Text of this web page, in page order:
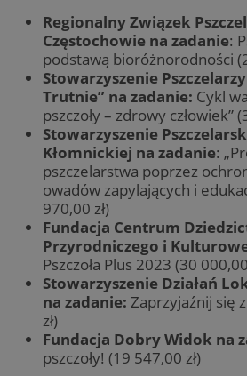
Regionalny Związek
Częstochowie na zadanie:
podstawą bioróżnorodności
Stowarzyszenie
Trutnie” na zadanie: Cykl
pszczoły – zdrowy człowiek”
Stowarzyszenie
Kłomnickiej na zadanie:
pszczelarstwa poprzez
owadów zapylających i
970,00 zł)
Fundacja Centrum
Przyrodniczego i
Pszczoła Plus 2023 (30
Stowarzyszenie Działań
na zadanie: Zaprzyjaźnij się
zł)
Fundacja Dobry Widok na
pszczoły! (19 547,00 zł)